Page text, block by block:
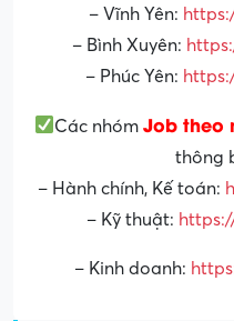
– Vĩnh Yên:
– Bình Xuyên:
– Phúc Yên:
Các nhómJob theo
thông
– Hành chính, Kế toán:
– Kỹ thuật:
– Kinh doanh: